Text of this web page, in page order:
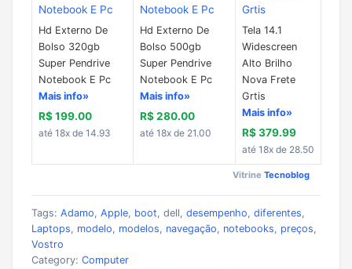
Hd Externo De
Bolso 320gb
Super Pendrive
Notebook E Pc
Mais info»
R$ 199.00
até 18x de 14.93
Hd Externo De
Bolso 500gb
Super Pendrive
Notebook E Pc
Mais info»
R$ 280.00
até 18x de 21.00
Tela 14.1
Widescreen
Alto Brilho
Nova Frete
Grtis
Mais info»
R$ 379.99
até 18x de 28.50
Vitrine Tecnoblog
Tags: Adamo, Apple, boot, dell, desempenho, diferentes,
Laptops, modelo, modelos, navegação, notebooks, preços,
Vostro
Category: Computer